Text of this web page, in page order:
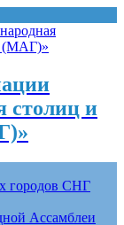
столиц и
городов СНГ
Ассамблеи